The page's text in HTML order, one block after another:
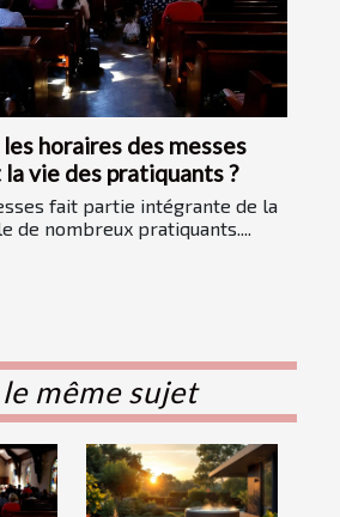
horaires des messes
vie des pratiquants ?
fait partie intégrante de la
de nombreux pratiquants....
même sujet